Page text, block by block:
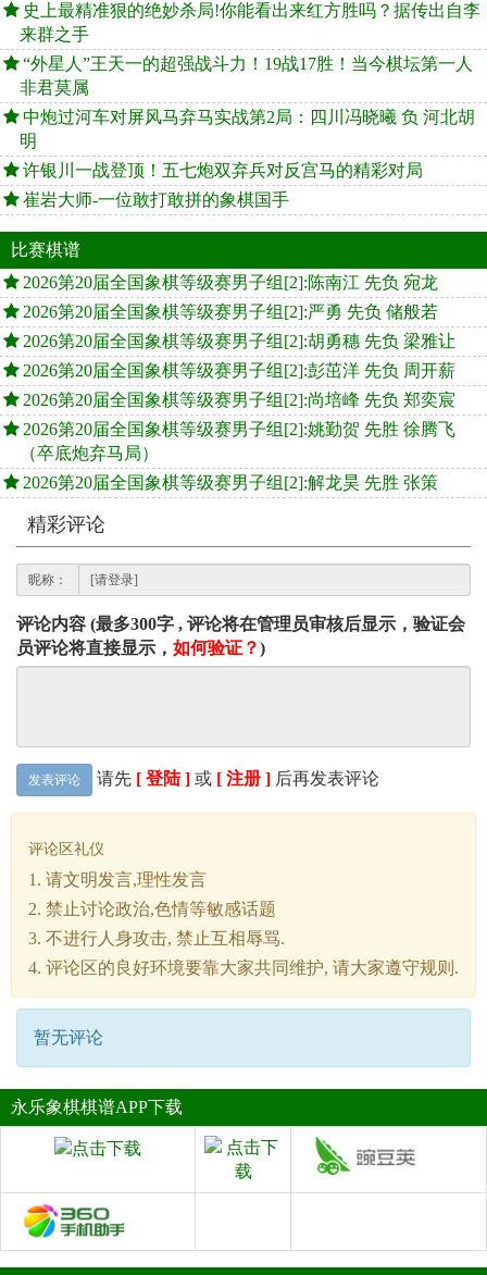
史上最精准狠的绝妙杀局!你能看出来红方胜吗？据传出自李
来群之手
“外星人”王天一的超强战斗力！19战17胜！当今棋坛第一人
非君莫属
中炮过河车对屏风马弃马实战第2局：四川冯晓曦 负 河北胡
明
许银川一战登顶！五七炮双弃兵对反宫马的精彩对局
崔岩大师-一位敢打敢拼的象棋国手
比赛棋谱
2026第20届全国象棋等级赛男子组[2]:陈南江 先负 宛龙
2026第20届全国象棋等级赛男子组[2]:严勇 先负 储般若
2026第20届全国象棋等级赛男子组[2]:胡勇穗 先负 梁雅让
2026第20届全国象棋等级赛男子组[2]:彭茁洋 先负 周开薪
2026第20届全国象棋等级赛男子组[2]:尚培峰 先负 郑奕宸
2026第20届全国象棋等级赛男子组[2]:姚勤贺 先胜 徐腾飞
（卒底炮弃马局）
2026第20届全国象棋等级赛男子组[2]:解龙昊 先胜 张策
精彩评论
昵称：
评论内容 (最多300字 , 评论将在管理员审核后显示，验证会
员评论将直接显示， 如何验证？)
发表评论 请先 [ 登陆 ] 或 [ 注册 ] 后再发表评论
评论区礼仪
1. 请文明发言,理性发言
2. 禁止讨论政治,色情等敏感话题
3. 不进行人身攻击, 禁止互相辱骂.
4. 评论区的良好环境要靠大家共同维护, 请大家遵守规则.
暂无评论
永乐象棋棋谱APP下载